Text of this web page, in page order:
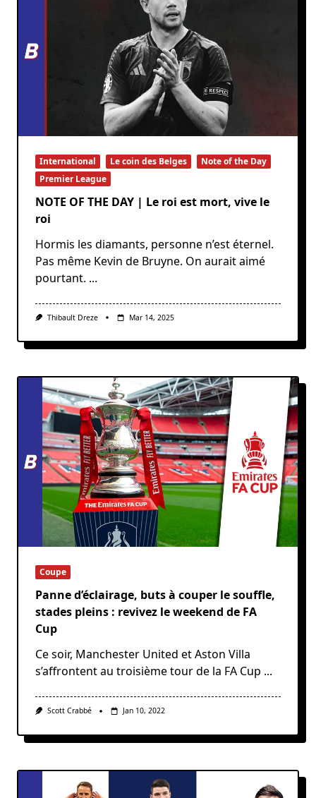
International Le coin des Belges
Note of the Day
Premier League
NOTE OF THE DAY | Le roi est mort, vive le
roi
Hormis les diamants, personne n’est éternel.
Pas même Kevin de Bruyne. On aurait aimé
pourtant. ...
Thibault Dreze Mar 14, 2025
Coupe
Panne d’éclairage, buts à couper le souffle,
stades pleins : revivez le weekend de FA
Cup
Ce soir, Manchester United et Aston Villa
s’affrontent au troisième tour de la FA Cup ...
Scott Crabbé Jan 10, 2022